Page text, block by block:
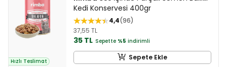
Hızlı Teslimat
Kedi Konservesi 400gr
4,4 96
37,55 TL
35 TL Sepette %5 indirimli
Sepete Ekle